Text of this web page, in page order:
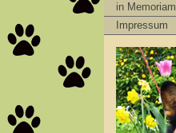
in Memoriam
Impressum